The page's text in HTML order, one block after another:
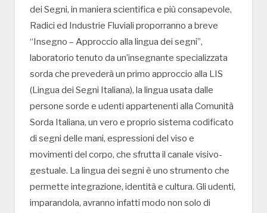
dei Segni, in maniera scientifica e più consapevole,
Radici ed Industrie Fluviali proporranno a breve
“Insegno – Approccio alla lingua dei segni”,
laboratorio tenuto da un’insegnante specializzata
sorda che prevederà un primo approccio alla LIS
(Lingua dei Segni Italiana), la lingua usata dalle
persone sorde e udenti appartenenti alla Comunità
Sorda Italiana, un vero e proprio sistema codificato
di segni delle mani, espressioni del viso e
movimenti del corpo, che sfrutta il canale visivo-
gestuale. La lingua dei segni è uno strumento che
permette integrazione, identità e cultura. Gli udenti,
imparandola, avranno infatti modo non solo di